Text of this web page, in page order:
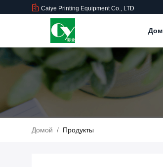
Caiye Printing Equipment Co., LTD
Дом
Домой / Продукты